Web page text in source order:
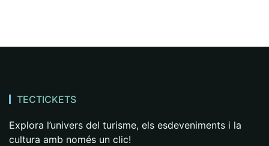
TECTICKETS
Explora l’univers del turisme, els esdeveniments i la
cultura amb només un clic!